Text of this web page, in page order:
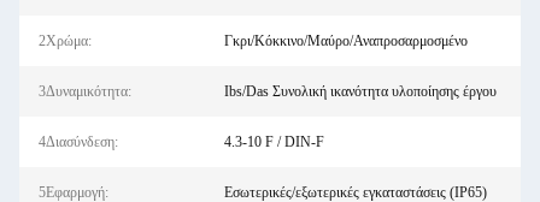
2Χρώμα: Γκρι/Κόκκινο/Μαύρο/Αναπροσαρμοσμένο
3Δυναμικότητα: Ibs/Das Συνολική ικανότητα υλοποίησης έργου
4Διασύνδεση: 4.3-10 F / DIN-F
5Εφαρμογή: Εσωτερικές/εξωτερικές εγκαταστάσεις (IP65)